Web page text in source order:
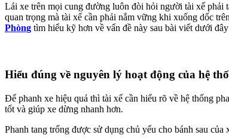
Lái xe trên mọi cung đường luôn đòi hỏi người tài xế
quan trọng mà tài xế cần phải nắm vững khi xuống dốc
Phòng tìm hiểu kỹ hơn về vấn đề này sau bài viết dưới
Hiểu đúng về nguyên lý hoạt động của hệ
Để phanh xe hiệu quả thì tài xế cần hiểu rõ về hệ thống
tốt và giúp xe dừng nhanh hơn.
Phanh tang trống được sử dụng chủ yếu cho bánh sau